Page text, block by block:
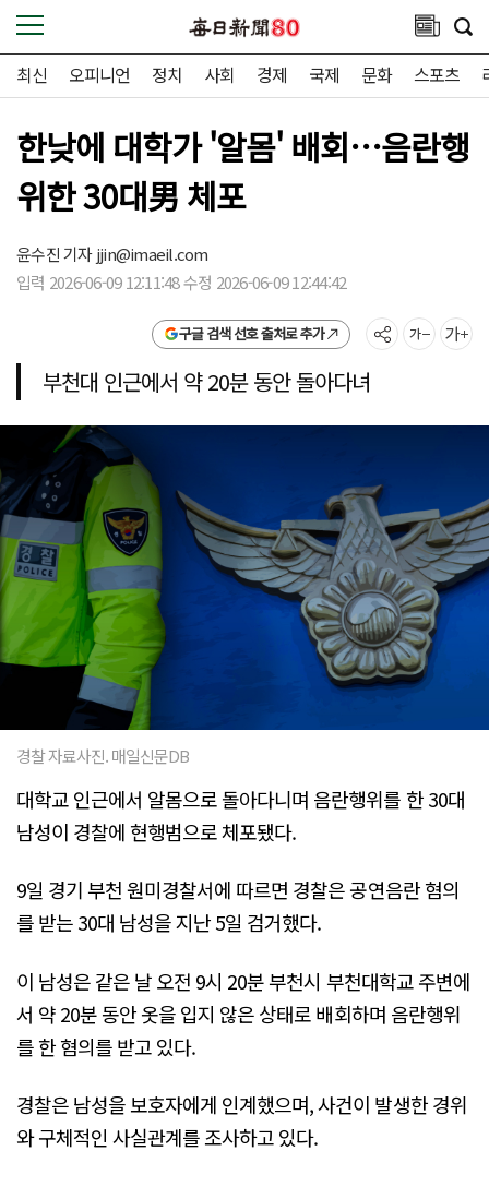
최신 오피니언 정치 사회 경제 국제 문화 스포츠
한낮에 대학가 '알몸' 배회…음란행
위한 30대男 체포
윤수진 기자jjin@imaeil.com
입력 2026-06-09 12:11:48 수정 2026-06-09 12:44:42
구글 검색 선호 출처로 추가
부천대 인근에서 약 20분 동안 돌아다녀
경찰 자료사진. 매일신문DB
대학교 인근에서 알몸으로 돌아다니며 음란행위를 한 30대
남성이 경찰에 현행범으로 체포됐다.
9일 경기 부천 원미경찰서에 따르면 경찰은 공연음란 혐의
를 받는 30대 남성을 지난 5일 검거했다.
이 남성은 같은 날 오전 9시 20분 부천시 부천대학교 주변에
서 약 20분 동안 옷을 입지 않은 상태로 배회하며 음란행위
를 한 혐의를 받고 있다.
경찰은 남성을 보호자에게 인계했으며, 사건이 발생한 경위
와 구체적인 사실관계를 조사하고 있다.